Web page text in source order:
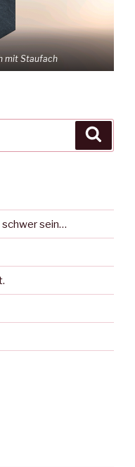
mit Staufach
schwer sein…